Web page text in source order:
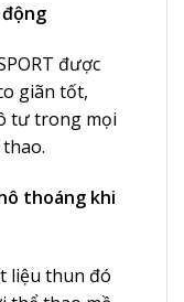
được
giãn tốt,
tư trong mọi
thoáng khi
liệu thun đó